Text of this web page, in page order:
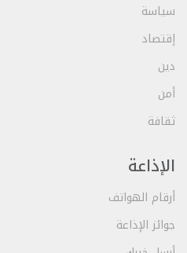
سياسة
إقتصاد
دين
أمن
ثقافة
الإذاعة
أرقام الهواتف
جوائز الإذاعة